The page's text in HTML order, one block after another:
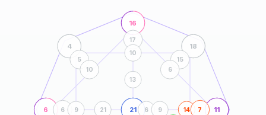
6
16
11
21
4 18
14
6
17
7
9
10
6 9
21
13
5
10
15
6